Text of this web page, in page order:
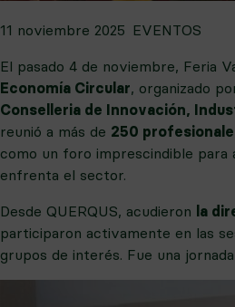
11 noviembre 2025 EVENTOS
El pasado 4 de noviembre, Feria
Economía Circular, organizado
Conselleria de Innovación,
reunió a más de 250
como un foro imprescindible
enfrenta el sector.
Desde QUERQUS, acudieron la
participaron activamente en las
grupos de interés. Fue una